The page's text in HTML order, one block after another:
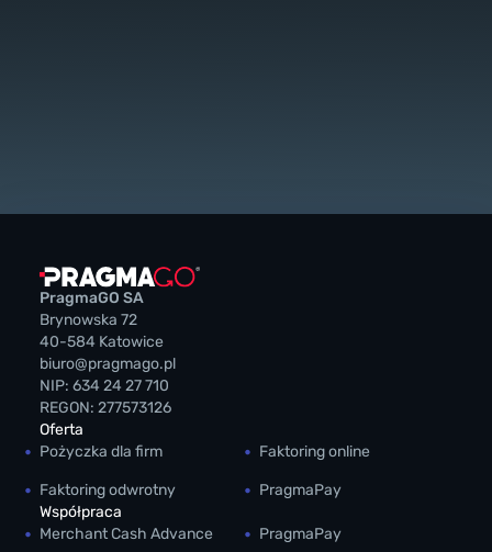
PragmaGO SA
Brynowska 72
40-584 Katowice
biuro@pragmago.pl
NIP: 634 24 27 710
REGON: 277573126
Oferta
Pożyczka dla firm
Faktoring online
Faktoring odwrotny
PragmaPay
Współpraca
Merchant Cash Advance
PragmaPay